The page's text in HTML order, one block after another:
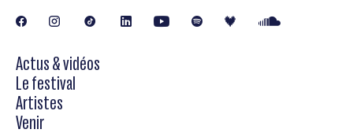
Actus & vidéos
Le festival
Artistes
Venir